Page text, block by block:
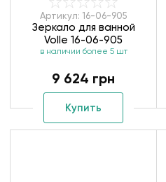
Артикул: 16-06-905
Зеркало для ванной
Volle 16-06-905
в наличии более 5 шт
9 624 грн
Купить